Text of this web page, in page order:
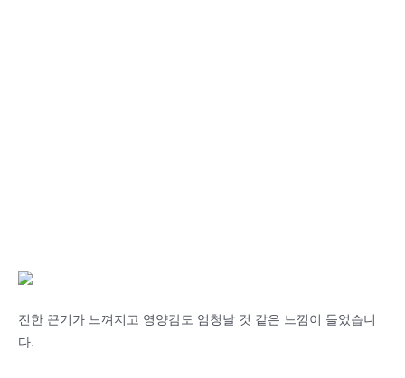
진한 끈기가 느껴지고 영양감도 엄청날 것 같은 느낌이 들었습니
다.